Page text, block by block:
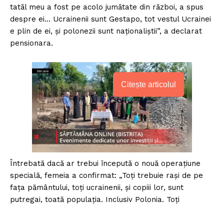
tatăl meu a fost pe acolo jumătate din război, a spus
despre ei… Ucrainenii sunt Gestapo, tot vestul Ucrainei
e plin de ei, și polonezii sunt naționaliștii”, a declarat
pensionara.
Citește articolul
Întrebată dacă ar trebui începută o nouă operațiune
specială, femeia a confirmat: „Toți trebuie rași de pe
fața pământului, toți ucrainenii, și copiii lor, sunt
putregai, toată populația. Inclusiv Polonia. Toți